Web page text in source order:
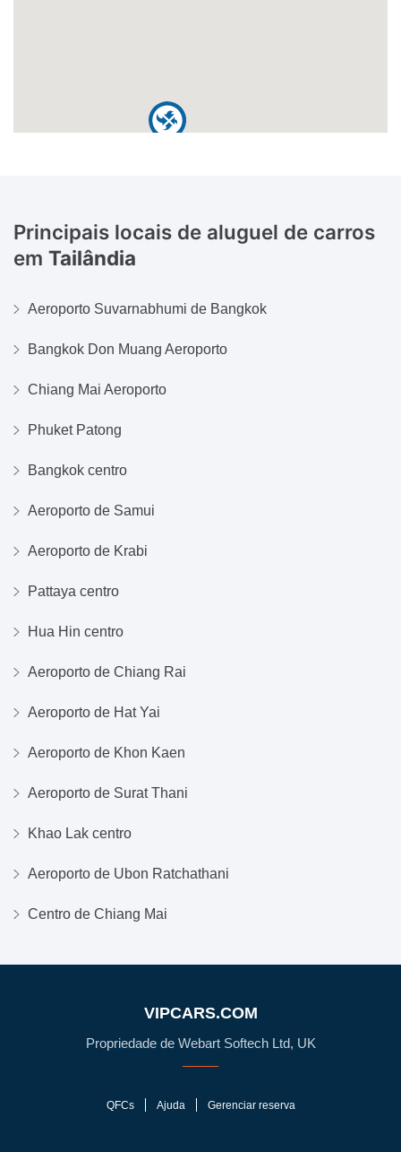
Principais locais de aluguel de carros
em Tailândia
Aeroporto Suvarnabhumi de Bangkok
Bangkok Don Muang Aeroporto
Chiang Mai Aeroporto
Phuket Patong
Bangkok centro
Aeroporto de Samui
Aeroporto de Krabi
Pattaya centro
Hua Hin centro
Aeroporto de Chiang Rai
Aeroporto de Hat Yai
Aeroporto de Khon Kaen
Aeroporto de Surat Thani
Khao Lak centro
Aeroporto de Ubon Ratchathani
Centro de Chiang Mai
VIPCARS.COM
Propriedade de Webart Softech Ltd, UK
QFCs Ajuda Gerenciar reserva